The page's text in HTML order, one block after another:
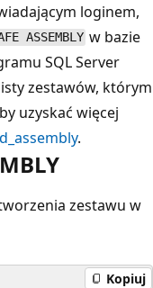
loginem,
ASSEMBLY w bazie
SQL Server
zestawów, którym
uzyskać więcej
.
zestawu w
Kopiuj